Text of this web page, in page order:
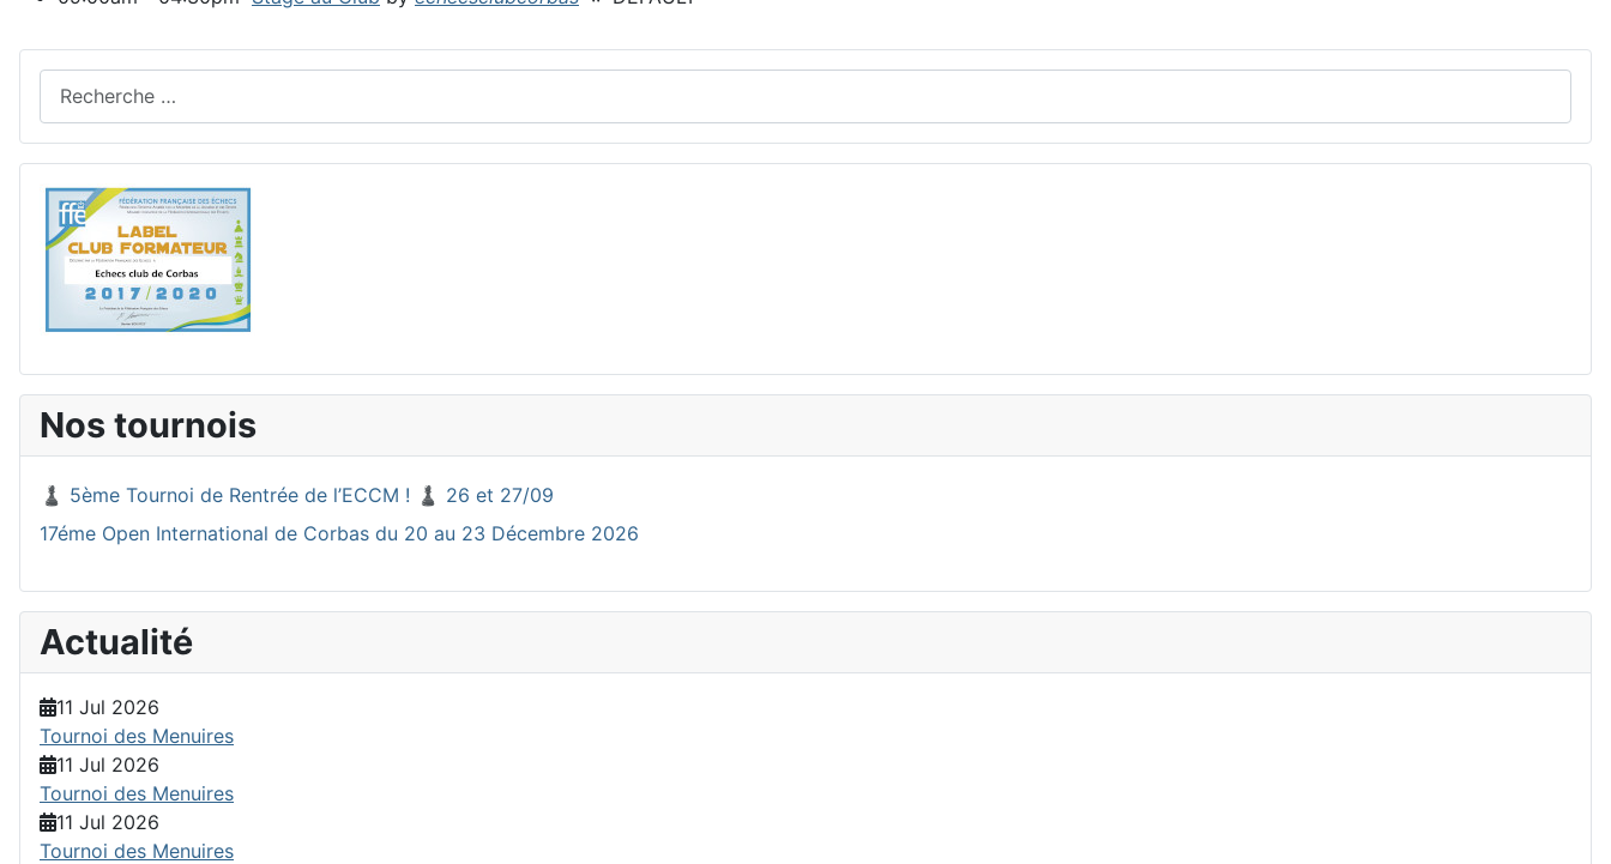
Nos tournois
♟️ 5ème Tournoi de Rentrée de l’ECCM ! ♟️ 26 et 27/09
17éme Open International de Corbas du 20 au 23 Décembre 2026
Actualité
11 Jul 2026
Tournoi des Menuires
11 Jul 2026
Tournoi des Menuires
11 Jul 2026
Tournoi des Menuires